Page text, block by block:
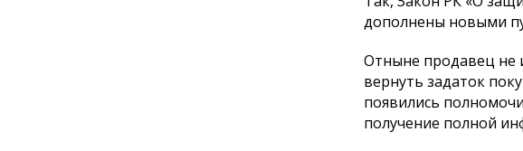
дополнены новыми
Отныне продавец не
вернуть задаток
появились
получение полной